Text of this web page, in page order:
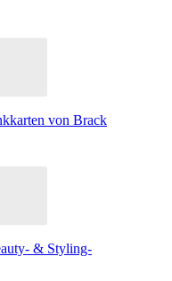
von Brack
& Styling-